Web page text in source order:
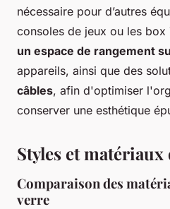
nécessaire pour d’autres
consoles de jeux ou les
un espace de rangement
appareils, ainsi que des
câbles, afin d'optimiser
conserver une esthétique
Styles et matériaux
Comparaison des
verre